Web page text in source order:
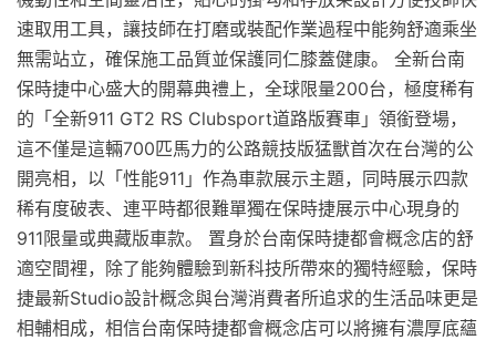
速取用工具，讓技師在打磨或裝配作業過程中能夠舒適乘坐
無需站立，確保施工品質並保護同仁膝蓋健康。 全新台南
保時捷中心盛大的開幕典禮上，全球限量200台，極度稀有
的「全新911 GT2 RS Clubsport道路版賽車」領銜登場，
這不僅是這輛700匹馬力的公路競技版猛獸首次在台灣的公
開亮相，以「性能911」作為車款展示主題，同時展示四款
稀有度破表、連平時都很難單獨在保時捷展示中心現身的
911限量或典藏版車款。 置身於台南保時捷都會概念店的舒
適空間裡，除了能夠體驗到新科技所帶來的獨特經驗，保時
捷最新Studio設計概念與台灣消費者所追求的生活品味更是
相輔相成，相信台南保時捷都會概念店可以將擁有濃厚底蘊